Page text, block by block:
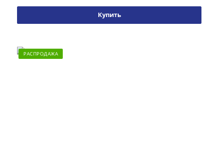
Купить
РАСПРОДАЖА